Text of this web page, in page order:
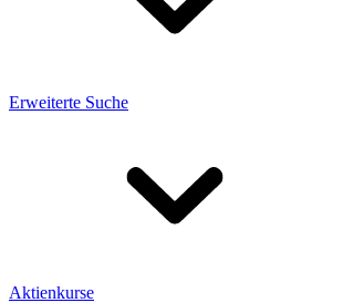
Erweiterte Suche
Aktienkurse